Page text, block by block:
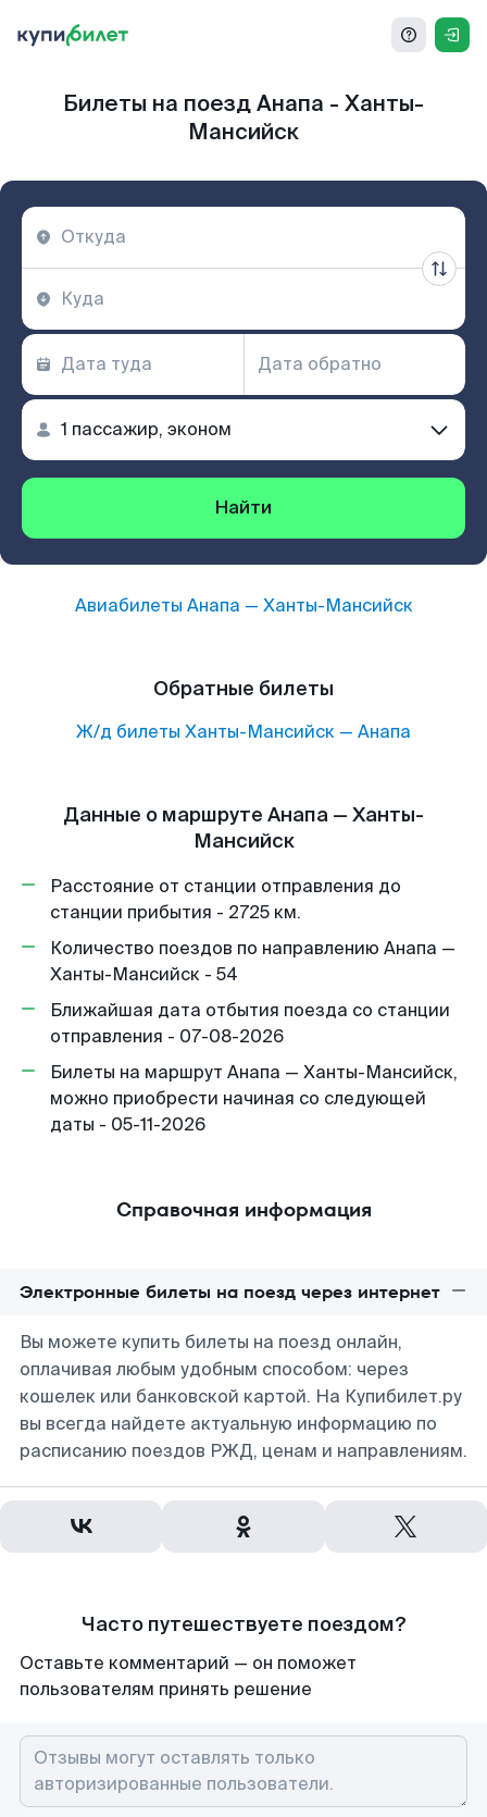
Билеты на поезд Анапа - Ханты-
Мансийск
Найти
Авиабилеты Анапа — Ханты-Мансийск
Обратные билеты
Ж/д билеты Ханты-Мансийск — Анапа
Данные о маршруте Анапа — Ханты-
Мансийск
Расстояние от станции отправления до
станции прибытия - 2725 км.
Количество поездов по направлению Анапа —
Ханты-Мансийск - 54
Ближайшая дата отбытия поезда со станции
отправления - 07-08-2026
Билеты на маршрут Анапа — Ханты-Мансийск,
можно приобрести начиная со следующей
даты - 05-11-2026
Справочная информация
Электронные билеты на поезд через интернет
Вы можете купить билеты на поезд онлайн,
оплачивая любым удобным способом: через
кошелек или банковской картой. На Купибилет.ру
вы всегда найдете актуальную информацию по
расписанию поездов РЖД, ценам и направлениям.
Часто путешествуете поездом?
Оставьте комментарий — он поможет
пользователям принять решение